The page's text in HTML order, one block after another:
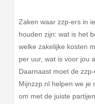
Zaken waar zzp-ers in
houden zijn: wat is het
welke zakelijke kosten
per uur, wat is voor jou
Daarnaast moet de
Mijnzzp.nl helpen we je
om met de juiste